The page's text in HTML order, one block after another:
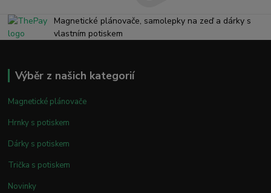
Magnetické plánovače, samolepky na zeď a dárky s
vlastním potiskem
Výběr z našich kategorií
Magnetické plánovače
Hrnky s potiskem
Dárky s potiskem
Trička s potiskem
Novinky